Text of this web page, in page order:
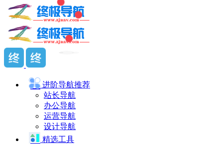
进阶导航推荐
站长导航
办公导航
运营导航
设计导航
精选工具